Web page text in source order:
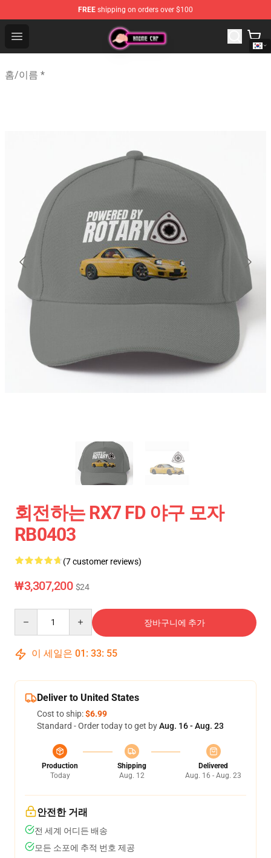
FREE shipping on orders over $100
Open menu
Anime Cap Shop - The Best Store of Anime Cap
홈/이름 *
회전하는 RX7 FD 야구 모자
RB0403
(7 customer reviews)
₩3,307,200 $24
장바구니에 추가
이 세일은 01 : 33: 54
Deliver to United States
Cost to ship:$6.99
Standard - Order today to get byAug. 16 - Aug. 23
Production
Today
Shipping
Aug. 12
Delivered
Aug. 16 - Aug. 23
안전한 거래
전 세계 어디든 배송
모든 소포에 추적 번호 제공